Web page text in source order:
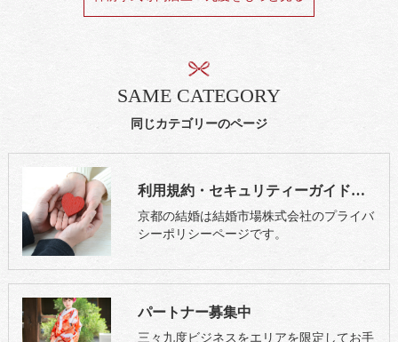
同じカテゴリーのページ
SAME CATEGORY
利用規約・セキュリティーガイドライン
京都の結婚は結婚市場株式会社のプライバ
シーポリシーページです。
パートナー募集中
三々九度ビジネスをエリアを限定してお手